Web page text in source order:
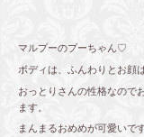
マルプーのプーちゃん♡
ボディは、ふんわりとお顔
おっとりさんの性格なので
ます。
まんまるおめめが可愛いです